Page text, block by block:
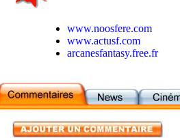
www.noosfere.com
www.actusf.com
arcanesfantasy.free.fr